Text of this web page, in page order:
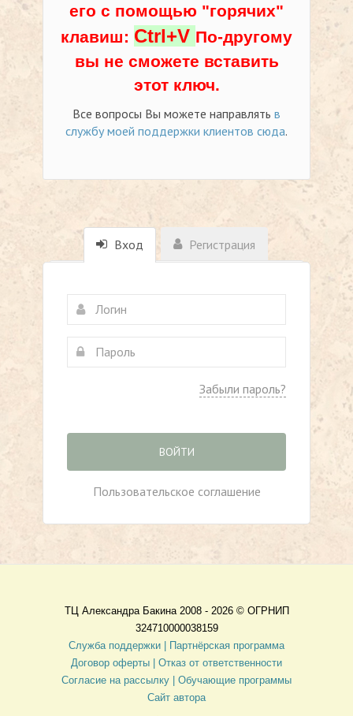
его с помощью "горячих"
клавиш: Ctrl+V По-другому
вы не сможете вставить
этот ключ.
Все вопросы Вы можете направлять в
службу моей поддержки клиентов сюда.
Вход Регистрация
Забыли пароль?
ВОЙТИ
Пользовательское соглашение
ТЦ Александра Бакина 2008 - 2026 © ОГРНИП
324710000038159
Служба поддержки |
Партнёрская программа
Договор оферты
| Отказ от ответственности
Согласие на рассылку | Обучающие программы
Сайт автора